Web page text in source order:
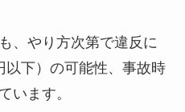
、やり方次第で違反に
以下）の可能性、事故時
います。